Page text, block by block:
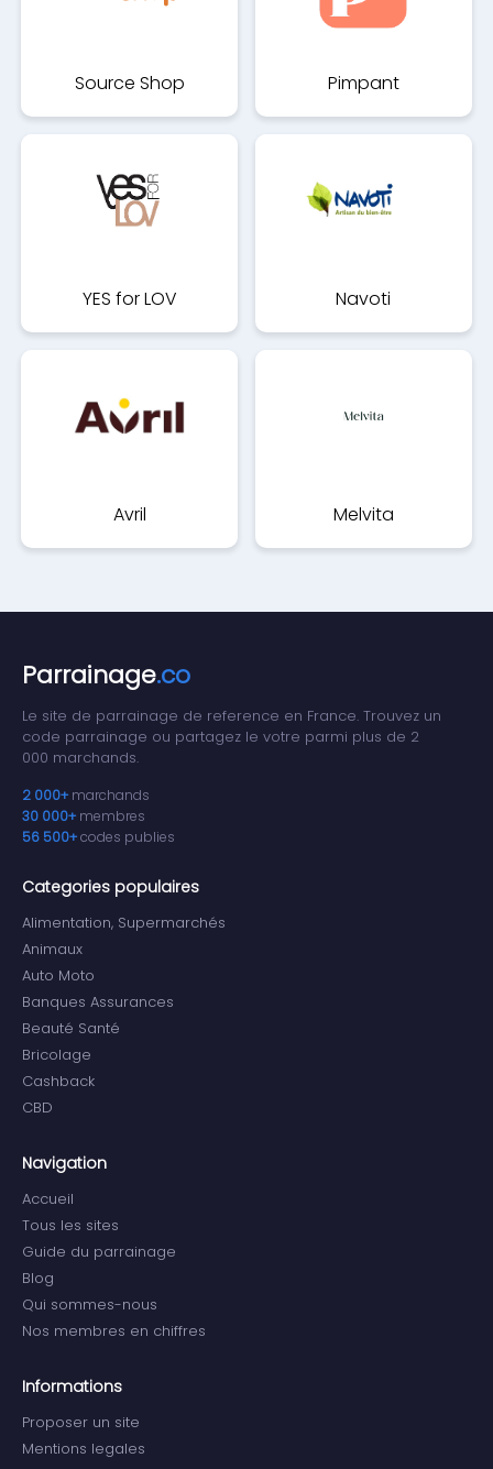
Source Shop Pimpant
YES for LOV Navoti
Avril Melvita
Parrainage.co
Le site de parrainage de reference en France. Trouvez un
code parrainage ou partagez le votre parmi plus de 2
000 marchands.
2 000+ marchands
30 000+ membres
56 500+codes publies
Categories populaires
Alimentation, Supermarchés
Animaux
Auto Moto
Banques Assurances
Beauté Santé
Bricolage
Cashback
CBD
Navigation
Accueil
Tous les sites
Guide du parrainage
Blog
Qui sommes-nous
Nos membres en chiffres
Informations
Proposer un site
Mentions legales